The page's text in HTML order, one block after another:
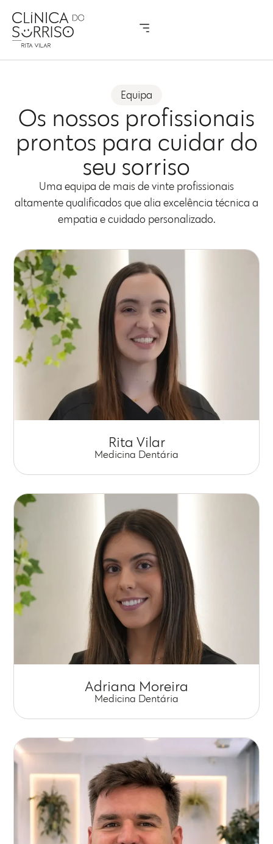
Equipa
Os nossos profissionais
prontos para cuidar do
seu sorriso
Uma equipa de mais de vinte profissionais
altamente qualificados que alia excelência técnica a
empatia e cuidado personalizado.
Rita Vilar
Medicina Dentária
Adriana Moreira
Medicina Dentária